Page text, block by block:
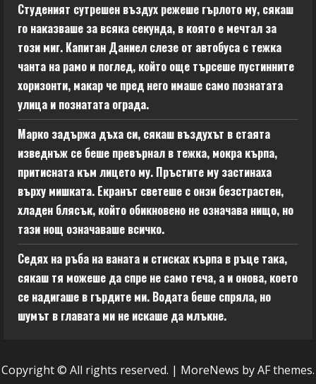
Студеният сутрешен въздух режеше гърлото му, сякаш
го наказваше за всяка секунда, в която е мечтал за
този миг. Капитан Даниел слезе от автобуса с тежка
чанта на рамо и поглед, който още търсеше пустинните
хоризонти, макар че пред него имаше само познатата
улица и познатата ограда.
Марко задържа дъха си, сякаш въздухът в стаята
изведнъж се беше превърнал в тежка, мокра кърпа,
притисната към лицето му. Пръстите му застинаха
върху мишката. Екранът светеше с онзи безстрастен,
хладен блясък, който обикновено не означава нищо, но
тази нощ означаваше всичко.
Седях на ръба на ваната и стисках кърпа в ръце така,
сякаш тя можеше да спре не само теча, а и онова, което
се надигаше в гърдите ми. Водата беше спряла, но
шумът в главата ми не искаше да млъкне.
Copyright © All rights reserved. | MoreNews by AF themes.